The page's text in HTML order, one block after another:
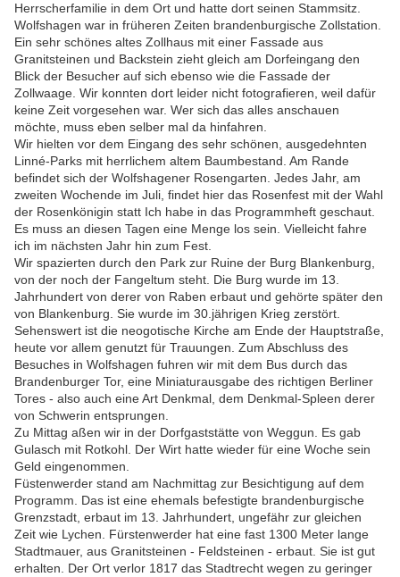
Herrscherfamilie in dem Ort und hatte dort seinen Stammsitz.
Wolfshagen war in früheren Zeiten brandenburgische Zollstation.
Ein sehr schönes altes Zollhaus mit einer Fassade aus
Granitsteinen und Backstein zieht gleich am Dorfeingang den
Blick der Besucher auf sich ebenso wie die Fassade der
Zollwaage. Wir konnten dort leider nicht fotografieren, weil dafür
keine Zeit vorgesehen war. Wer sich das alles anschauen
möchte, muss eben selber mal da hinfahren.
Wir hielten vor dem Eingang des sehr schönen, ausgedehnten
Linné-Parks mit herrlichem altem Baumbestand. Am Rande
befindet sich der Wolfshagener Rosengarten. Jedes Jahr, am
zweiten Wochende im Juli, findet hier das Rosenfest mit der Wahl
der Rosenkönigin statt Ich habe in das Programmheft geschaut.
Es muss an diesen Tagen eine Menge los sein. Vielleicht fahre
ich im nächsten Jahr hin zum Fest.
Wir spazierten durch den Park zur Ruine der Burg Blankenburg,
von der noch der Fangeltum steht. Die Burg wurde im 13.
Jahrhundert von derer von Raben erbaut und gehörte später den
von Blankenburg. Sie wurde im 30.jährigen Krieg zerstört.
Sehenswert ist die neogotische Kirche am Ende der Hauptstraße,
heute vor allem genutzt für Trauungen. Zum Abschluss des
Besuches in Wolfshagen fuhren wir mit dem Bus durch das
Brandenburger Tor, eine Miniaturausgabe des richtigen Berliner
Tores - also auch eine Art Denkmal, dem Denkmal-Spleen derer
von Schwerin entsprungen.
Zu Mittag aßen wir in der Dorfgaststätte von Weggun. Es gab
Gulasch mit Rotkohl. Der Wirt hatte wieder für eine Woche sein
Geld eingenommen.
Füstenwerder stand am Nachmittag zur Besichtigung auf dem
Programm. Das ist eine ehemals befestigte brandenburgische
Grenzstadt, erbaut im 13. Jahrhundert, ungefähr zur gleichen
Zeit wie Lychen. Fürstenwerder hat eine fast 1300 Meter lange
Stadtmauer, aus Granitsteinen - Feldsteinen - erbaut. Sie ist gut
erhalten. Der Ort verlor 1817 das Stadtrecht wegen zu geringer